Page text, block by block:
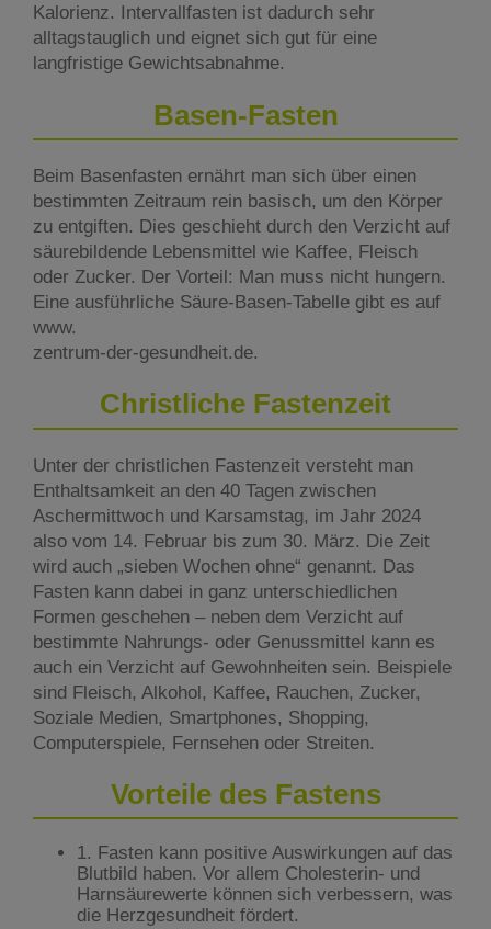
Kalorienz. Intervallfasten ist dadurch sehr
alltagstauglich und eignet sich gut für eine
langfristige Gewichtsabnahme.
Basen-Fasten
Beim Basenfasten ernährt man sich über einen
bestimmten Zeitraum rein basisch, um den Körper
zu entgiften. Dies geschieht durch den Verzicht auf
säurebildende Lebensmittel wie Kaffee, Fleisch
oder Zucker. Der Vorteil: Man muss nicht hungern.
Eine ausführliche Säure-Basen-Tabelle gibt es auf
www.
zentrum-der-gesundheit.de.
Christliche Fastenzeit
Unter der christlichen Fastenzeit versteht man
Enthaltsamkeit an den 40 Tagen zwischen
Aschermittwoch und Karsamstag, im Jahr 2024
also vom 14. Februar bis zum 30. März. Die Zeit
wird auch „sieben Wochen ohne“ genannt. Das
Fasten kann dabei in ganz unterschiedlichen
Formen geschehen – neben dem Verzicht auf
bestimmte Nahrungs- oder Genussmittel kann es
auch ein Verzicht auf Gewohnheiten sein. Beispiele
sind Fleisch, Alkohol, Kaffee, Rauchen, Zucker,
Soziale Medien, Smartphones, Shopping,
Computerspiele, Fernsehen oder Streiten.
Vorteile des Fastens
1. Fasten kann positive Auswirkungen auf das
Blutbild haben. Vor allem Cholesterin- und
Harnsäurewerte können sich verbessern, was
die Herzgesundheit fördert.